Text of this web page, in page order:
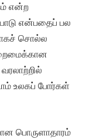
என்ற
என்பதைப் பல
சொல்ல
உலகப் போர்கள்
பொருளாதாரம்